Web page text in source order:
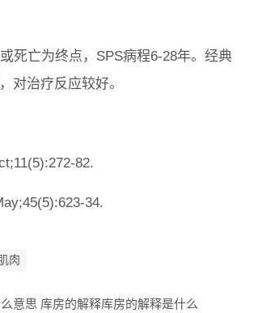
死亡为终点，SPS病程6-28年。经典
对治疗反应较好。
82.
34.
肉
意思 库房的解释库房的解释是什么